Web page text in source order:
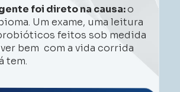
foi direto na causa: o
Um exame, uma leitura
feitos sob medida
bem  com a vida corrida
tem.